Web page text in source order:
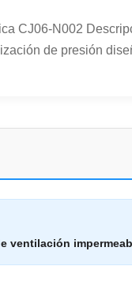
CJ06-N002
de presión
ventilación